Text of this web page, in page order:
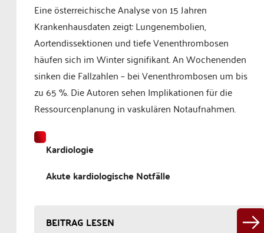
Eine österreichische Analyse von 15 Jahren
Krankenhausdaten zeigt: Lungenembolien,
Aortendissektionen und tiefe Venenthrombosen
häufen sich im Winter signifikant. An Wochenenden
sinken die Fallzahlen – bei Venenthrombosen um bis
zu 65 %. Die Autoren sehen Implikationen für die
Ressourcenplanung in vaskulären Notaufnahmen.
Kardiologie
Akute kardiologische Notfälle
BEITRAG LESEN